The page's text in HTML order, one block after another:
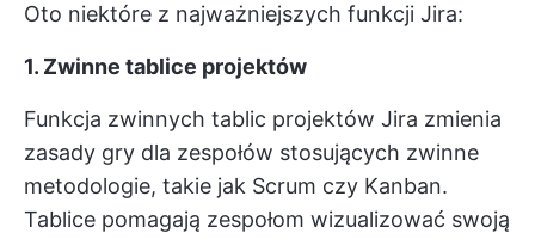
Oto niektóre z najważniejszych funkcji Jira:
1. Zwinne tablice projektów
Funkcja zwinnych tablic projektów Jira zmienia
zasady gry dla zespołów stosujących zwinne
metodologie, takie jak Scrum czy Kanban.
Tablice pomagają zespołom wizualizować swoją